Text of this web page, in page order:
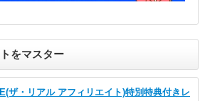
をマスター
ザ・リアル アフィリエイト)特別特典付きレ